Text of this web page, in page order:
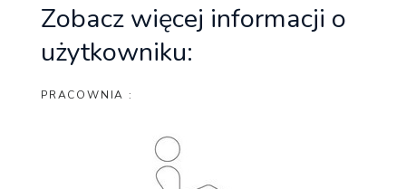
Zobacz więcej informacji o
użytkowniku:
PRACOWNIA :